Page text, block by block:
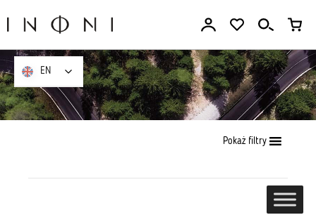
content
Pokaż filtry
EN
EN